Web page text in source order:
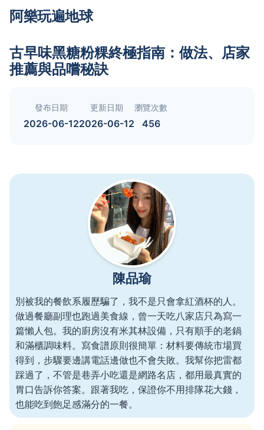
阿樂玩遍地球
古早味黑糖粉粿終極指南：做法、店家
推薦與品嚐秘訣
發布日期
2026-06-12
更新日期
2026-06-12
瀏覽次數
456
陳品瑜
別被我的餐飲系履歷騙了，我不是只會拿紅酒杯的人。
做過餐廳副理也跑過美食線，曾一天吃八家店只為寫一
篇懶人包。我的廚房沒有米其林設備，只有順手的老鍋
和滿櫃調味料。寫食譜原則很簡單：材料要傳統市場買
得到，步驟要邊講電話邊做也不會失敗。我幫你把雷都
踩過了，不管是巷弄小吃還是網路名店，都用最真實的
胃口告訴你答案。跟著我吃，保證你不用排隊花大錢，
也能吃到飽足感滿分的一餐。